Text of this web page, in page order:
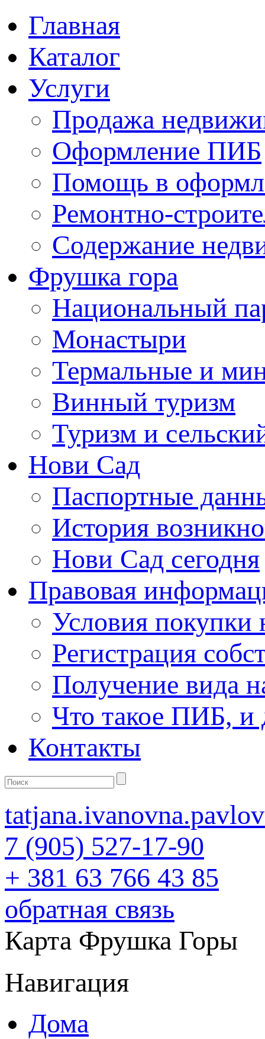
Главная
Каталог
Услуги
Продажа
Оформление ПИБ
Помощь в
Ремонтно-
Содержание
Фрушка гора
Национальный
Монастыри
Термальные и
Винный туризм
Туризм и
Нови Сад
Паспортные
История
Нови Сад сегодня
Правовая
Условия
Регистрация
Получение вида
Что такое ПИБ, и
Контакты
7 (905) 527-17-90
+ 381 63 766 43 85
обратная связь
Карта Фрушка Горы
Навигация
Дома